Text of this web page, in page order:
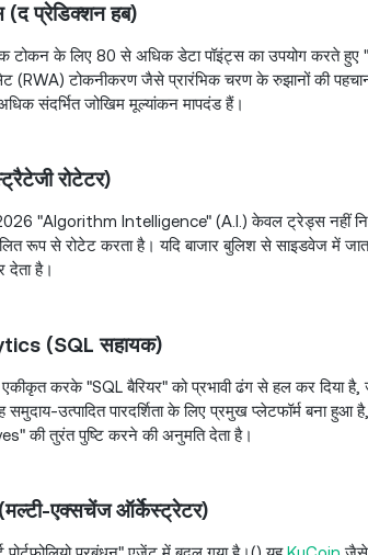
(द प्रेडिक्शन हब)
टोकन के लिए 80 से अधिक डेटा पॉइंट्स का उपयोग करते
(RWA) टोकनीकरण जैसे प्रारंभिक चरण के रुझानों की
संदर्भित जोखिम मूल्यांकन मापदंड हैं।
रोटेटर)
"Algorithm Intelligence" (A.I.) केवल ट्रेड्स नहीं
रूप से रोटेट करता है। यदि बाजार बुलिश से साइडवेज में
देता है।
(SQL सहायक)
करके "SQL बैरियर" को प्रभावी ढंग से हल कर दिया है,
उत्पादित पारदर्शिता के लिए प्रमुख प्लेटफॉर्म बना हुआ
की तुरंत पुष्टि करने की अनुमति देता है।
एक्सचेंज ऑर्केस्ट्रेटर)